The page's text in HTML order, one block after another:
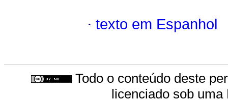
· texto em Espanhol
Todo o conteúdo deste
licenciado sob uma